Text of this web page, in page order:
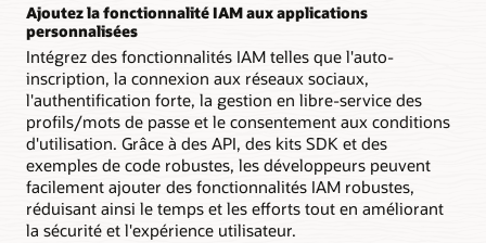
Ajoutez la fonctionnalité IAM aux applications
personnalisées
Intégrez des fonctionnalités IAM telles que l'auto-
inscription, la connexion aux réseaux sociaux,
l'authentification forte, la gestion en libre-service des
profils/mots de passe et le consentement aux conditions
d'utilisation. Grâce à des API, des kits SDK et des
exemples de code robustes, les développeurs peuvent
facilement ajouter des fonctionnalités IAM robustes,
réduisant ainsi le temps et les efforts tout en améliorant
la sécurité et l'expérience utilisateur.